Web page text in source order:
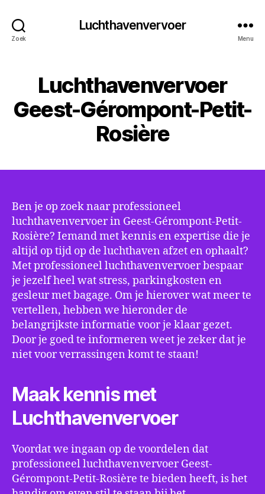
Zoek
Luchthavenvervoer
Menu
Luchthavenvervoer
Geest-Gérompont-Petit-
Rosière
Ben je op zoek naar professioneel
luchthavenvervoer in Geest-Gérompont-Petit-
Rosière? Iemand met kennis en expertise die je
altijd op tijd op de luchthaven afzet en ophaalt?
Met professioneel luchthavenvervoer bespaar
je jezelf heel wat stress, parkingkosten en
gesleur met bagage. Om je hierover wat meer te
vertellen, hebben we hieronder de
belangrijkste informatie voor je klaar gezet.
Door je goed te informeren weet je zeker dat je
niet voor verrassingen komt te staan!
Maak kennis met
Luchthavenvervoer
Voordat we ingaan op de voordelen dat
professioneel luchthavenvervoer Geest-
Gérompont-Petit-Rosière te bieden heeft, is het